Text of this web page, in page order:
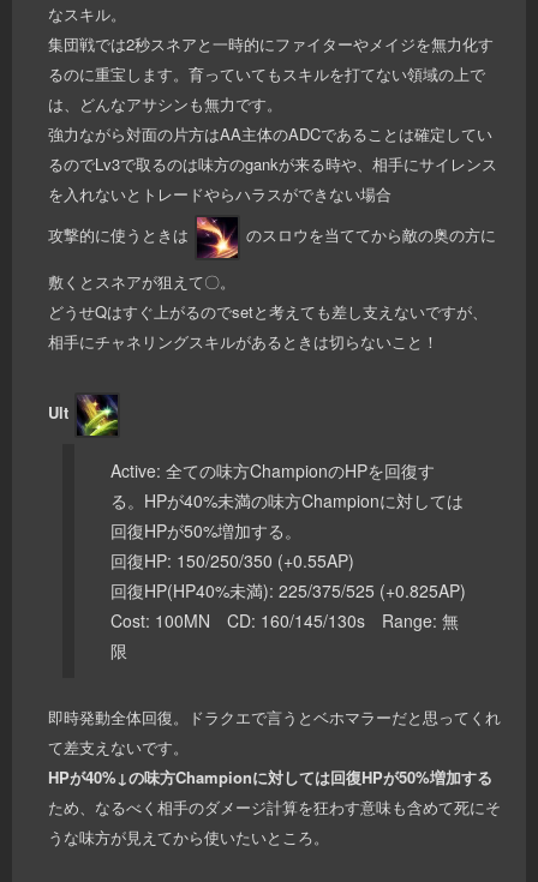
なスキル。
集団戦では2秒スネアと一時的にファイターやメイジを無力化す
るのに重宝します。育っていてもスキルを打てない領域の上で
は、どんなアサシンも無力です。
強力ながら対面の片方はAA主体のADCであることは確定してい
るのでLv3で取るのは味方のgankが来る時や、相手にサイレンス
を入れないとトレードやらハラスができない場合
攻撃的に使うときは
のスロウを当ててから敵の奥の方に
敷くとスネアが狙えて〇。
どうせQはすぐ上がるのでsetと考えても差し支えないですが、
相手にチャネリングスキルがあるときは切らないこと！
Ult
Active: 全ての味方ChampionのHPを回復す
る。HPが40%未満の味方Championに対しては
回復HPが50%増加する。
回復HP: 150/250/350 (+0.55AP)
回復HP(HP40%未満): 225/375/525 (+0.825AP)
Cost: 100MN CD: 160/145/130s Range: 無
限
即時発動全体回復。ドラクエで言うとベホマラーだと思ってくれ
て差支えないです。
HPが40%↓の味方Championに対しては回復HPが50%増加する
ため、なるべく相手のダメージ計算を狂わす意味も含めて死にそ
うな味方が見えてから使いたいところ。